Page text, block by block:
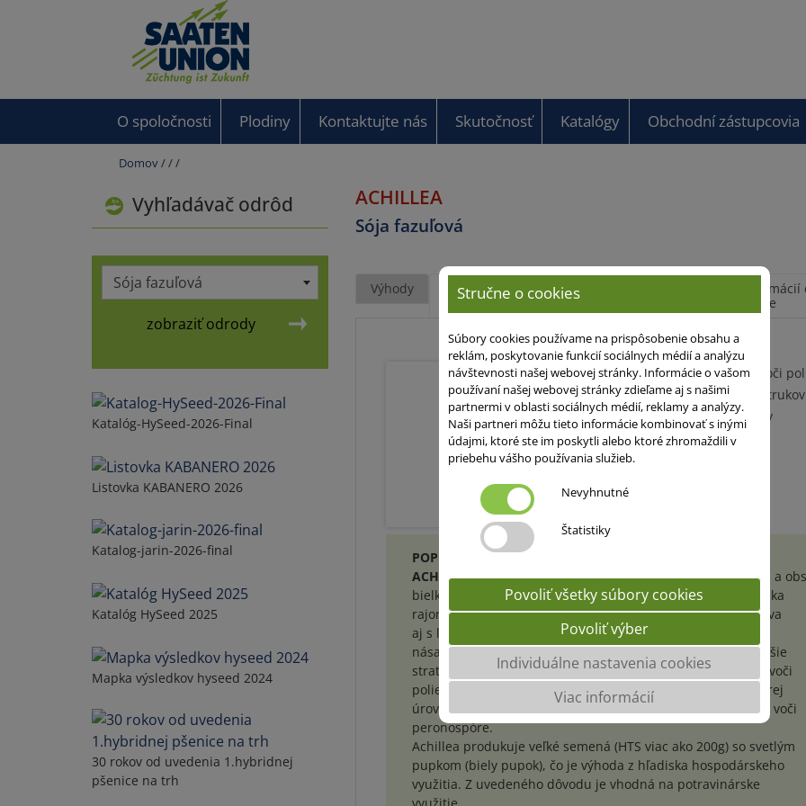
O spoločnosti Plodiny Kontaktujte nás Skutočnosť Katalógy Obchodní zástupcovia
Domov///
Vyhľadávač odrôd
Sója fazuľová
zobraziť odrody
Katalóg-HySeed-2026-Final
Listovka KABANERO 2026
Katalog-jarin-2026-final
Katalóg HySeed 2025
Mapka výsledkov hyseed 2024
30 rokov od uvedenia 1.hybridnej
pšenice na trh
ACHILLEA
Sója fazuľová
Výhody
Agronomické
vlastnosti
Viac informácií
téme
Výborná odolnosť voči
Vysoké nasadenie strukov
Nízke zberové straty
POPIS ODRODY
ACHILLEA 000je skorá odroda, ktorá vyniká úrodou semien a
bielkovín presahujúcim 41 %. Je veľmi prispôsobivá z hľadiska
rajonizácie, vhodná pre všetky typy pôdy. Dobre sa vyrovnáva
aj s ľahšími pôdami. Napriek nižšiemu vzrastu (81,8 cm) je
násada prvého struku vyššia (13,3 cm) pre ľahší zber a menšie
straty pri zbere. Okrem toho má ACHILLEA vysokú odolnosť voči
poliehaniu. Zdravotný stav je vo všeobecnosti na veľmi dobrej
úrovni s dobrou rezistenciou voči sclerotínii a veľmi dobrou voči
peronospóre.
Achillea produkuje veľké semená (HTS viac ako 200g) so svetlým
pupkom (biely pupok), čo je výhoda z hľadiska hospodárskeho
využitia. Z uvedeného dôvodu je vhodná na potravinárske
využitie.
Stručne o cookies
Súbory cookies používame na prispôsobenie obsahu a
reklám, poskytovanie funkcií sociálnych médií a analýzu
návštevnosti našej webovej stránky. Informácie o vašom
používaní našej webovej stránky zdieľame aj s našimi
partnermi v oblasti sociálnych médií, reklamy a analýzy.
Naši partneri môžu tieto informácie kombinovať s inými
údajmi, ktoré ste im poskytli alebo ktoré zhromaždili v
priebehu vášho používania služieb.
Nevyhnutné
Štatistiky
Povoliť všetky súbory cookies
Povoliť výber
Individuálne nastavenia cookies
Viac informácií